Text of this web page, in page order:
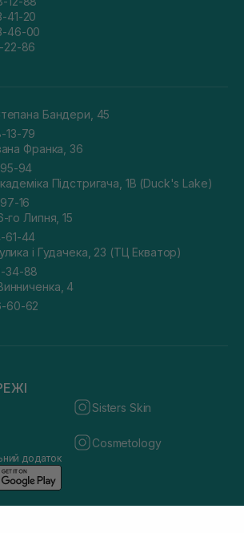
41-20
46-00
22-86
Бандери, 45
13-79
Франка, 36
94
Підстригача, 1В (Duck's Lake)
16
го Липня, 15
61-44
і Гудачека, 23 (ТЦ Екватор)
34-88
4
60-62
Sisters Skin
Cosmetology
додаток